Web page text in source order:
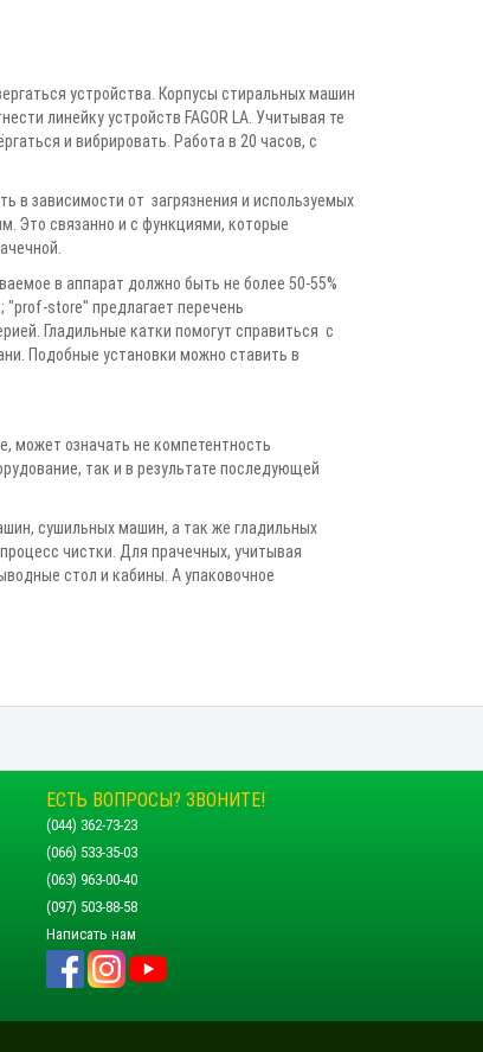
устройства. Корпусы стиральных машин
линейку устройств FAGOR LA. Учитывая те
и вибрировать. Работа в 20 часов, с
в зависимости от загрязнения и используемых
Это связанно и с функциями, которые
в аппарат должно быть не более 50-55%
store" предлагает перечень
Гладильные катки помогут справиться с
Подобные установки можно ставить в
может означать не компетентность
так и в результате последующей
сушильных машин, а так же гладильных
чистки. Для прачечных, учитывая
стол и кабины. А упаковочное
ЕСТЬ ВОПРОСЫ? ЗВОНИТЕ!
(044) 362-73-23
(066) 533-35-03
(063) 963-00-40
(097) 503-88-58
Написать нам